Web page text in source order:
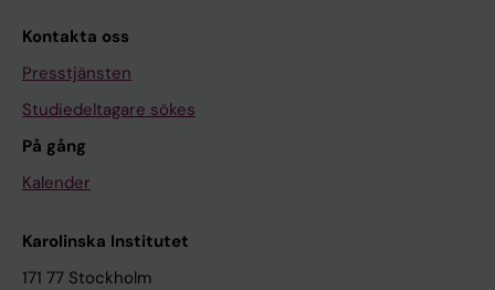
Kontakta oss
Presstjänsten
Studiedeltagare sökes
På gång
Kalender
Karolinska Institutet
171 77 Stockholm